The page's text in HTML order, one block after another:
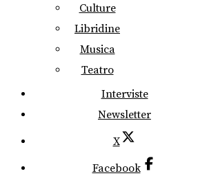
Culture
Libridine
Musica
Teatro
Interviste
Newsletter
X
Facebook